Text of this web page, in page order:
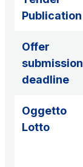
Publication
Offer
submission
deadline
Oggetto
Lotto